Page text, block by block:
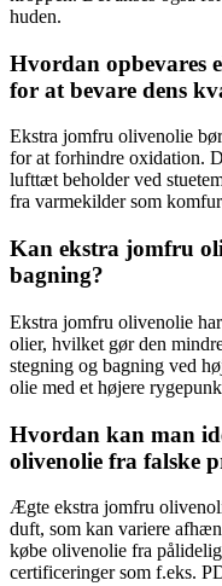
huden.
Hvordan opbevares
for at bevare dens
Ekstra jomfru olivenolie
for at forhindre oxidation.
lufttæt beholder ved
fra varmekilder som
Kan ekstra jomfru
bagning?
Ekstra jomfru olivenolie
olier, hvilket gør den
stegning og bagning ved
olie med et højere
Hvordan kan man
olivenolie fra falske
Ægte ekstra jomfru
duft, som kan variere
købe olivenolie fra
certificeringer som f.eks.